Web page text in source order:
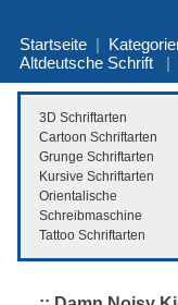
Startseite |
Altdeutsche Schrift |
3D Schriftarten
Cartoon Schriftarten
Grunge Schriftarten
Kursive Schriftarten
Orientalische
Schreibmaschine
Tattoo Schriftarten